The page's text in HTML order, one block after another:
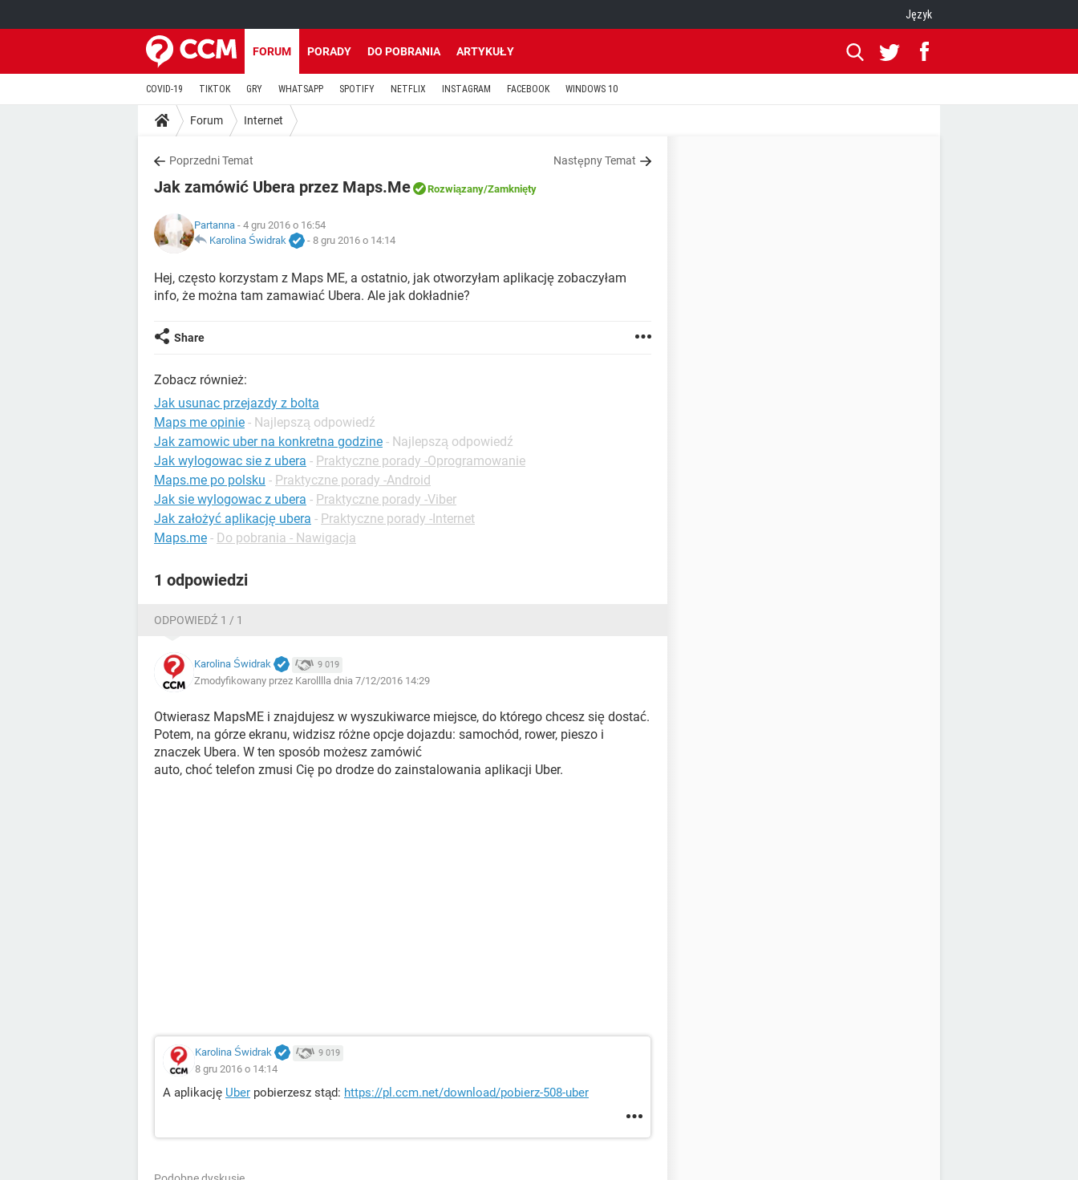
Język
FORUM PORADY DO POBRANIA ARTYKUŁY
COVID-19 TIKTOK GRY WHATSAPP SPOTIFY NETFLIX INSTAGRAM FACEBOOK WINDOWS 10
Forum Internet
Poprzedni Temat Następny Temat
Jak zamówić Ubera przez Maps.Me Rozwiązany/Zamknięty
Partanna - 4 gru 2016 o 16:54
Karolina Świdrak
- 8 gru 2016 o 14:14
Hej, często korzystam z Maps ME, a ostatnio, jak otworzyłam aplikację zobaczyłam
info, że można tam zamawiać Ubera. Ale jak dokładnie?
Share
Zobacz również:
Jak usunac przejazdy z bolta
Maps me opinie - Najlepszą odpowiedź
Jak zamowic uber na konkretna godzine - Najlepszą odpowiedź
Jak wylogowac sie z ubera - Praktyczne porady -Oprogramowanie
Maps.me po polsku - Praktyczne porady -Android
Jak sie wylogowac z ubera - Praktyczne porady -Viber
Jak założyć aplikację ubera - Praktyczne porady -Internet
Maps.me - Do pobrania - Nawigacja
1 odpowiedzi
ODPOWIEDŹ 1 / 1
Karolina Świdrak 9 019
Zmodyfikowany przez Karolllla dnia 7/12/2016 14:29
Otwierasz MapsME i znajdujesz w wyszukiwarce miejsce, do którego chcesz się dostać.
Potem, na górze ekranu, widzisz różne opcje dojazdu: samochód, rower, pieszo i
znaczek Ubera. W ten sposób możesz zamówić
auto, choć telefon zmusi Cię po drodze do zainstalowania aplikacji Uber.
Karolina Świdrak 9 019
8 gru 2016 o 14:14
A aplikację Uber pobierzesz stąd: https://pl.ccm.net/download/pobierz-508-uber